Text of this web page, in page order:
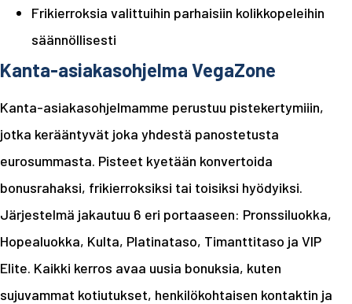
Frikierroksia valittuihin parhaisiin kolikkopeleihin
säännöllisesti
Kanta-asiakasohjelma VegaZone
Kanta-asiakasohjelmamme perustuu pistekertymiiin,
jotka kerääntyvät joka yhdestä panostetusta
eurosummasta. Pisteet kyetään konvertoida
bonusrahaksi, frikierroksiksi tai toisiksi hyödyiksi.
Järjestelmä jakautuu 6 eri portaaseen: Pronssiluokka,
Hopealuokka, Kulta, Platinataso, Timanttitaso ja VIP
Elite. Kaikki kerros avaa uusia bonuksia, kuten
sujuvammat kotiutukset, henkilökohtaisen kontaktin ja